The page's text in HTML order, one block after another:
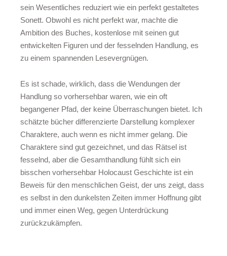
sein Wesentliches reduziert wie ein perfekt gestaltetes
Sonett. Obwohl es nicht perfekt war, machte die
Ambition des Buches, kostenlose mit seinen gut
entwickelten Figuren und der fesselnden Handlung, es
zu einem spannenden Lesevergnügen.
Es ist schade, wirklich, dass die Wendungen der
Handlung so vorhersehbar waren, wie ein oft
begangener Pfad, der keine Überraschungen bietet. Ich
schätzte bücher differenzierte Darstellung komplexer
Charaktere, auch wenn es nicht immer gelang. Die
Charaktere sind gut gezeichnet, und das Rätsel ist
fesselnd, aber die Gesamthandlung fühlt sich ein
bisschen vorhersehbar Holocaust Geschichte ist ein
Beweis für den menschlichen Geist, der uns zeigt, dass
es selbst in den dunkelsten Zeiten immer Hoffnung gibt
und immer einen Weg, gegen Unterdrückung
zurückzukämpfen.